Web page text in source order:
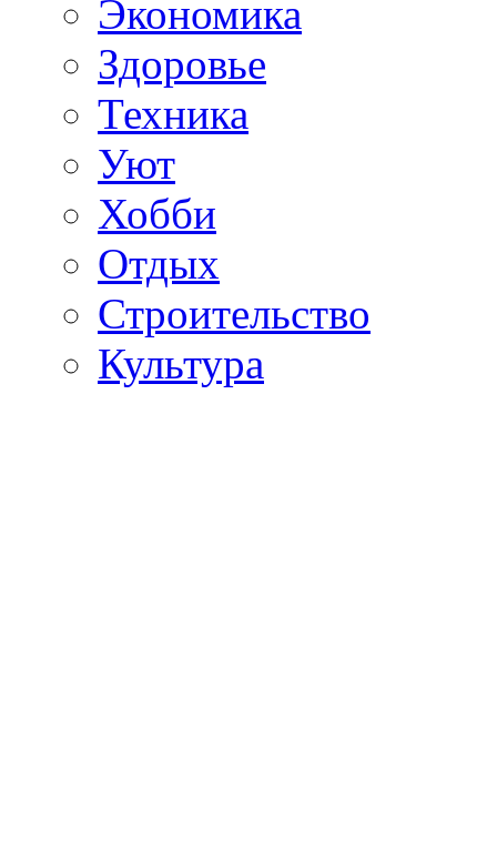
Экономика
Здоровье
Техника
Уют
Хобби
Отдых
Строительство
Культура